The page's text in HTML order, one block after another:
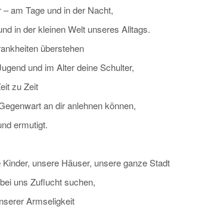
am Tage und in der Nacht,
in der kleinen Welt unseres Alltags.
überstehen
und im Alter deine Schulter,
zu Zeit
an dir anlehnen können,
ermutigt.
unsere Häuser, unsere ganze Stadt
uns Zuflucht suchen,
Armseligkeit